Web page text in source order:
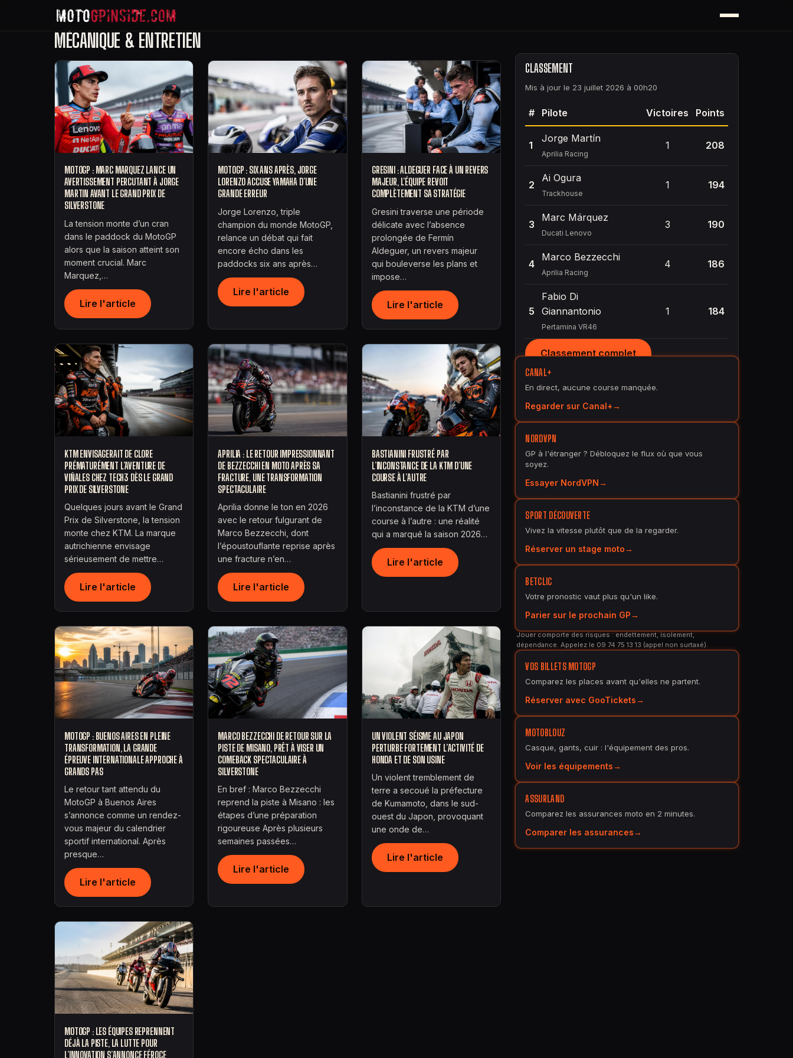
MÉCANIQUE & ENTRETIEN
MOTOGP : MARC MARQUEZ LANCE UN
AVERTISSEMENT PERCUTANT À JORGE
MARTIN AVANT LE GRAND PRIX DE
SILVERSTONE
La tension monte d’un cran
dans le paddock du MotoGP
alors que la saison atteint son
moment crucial. Marc
Marquez,…
Lire l'article
MOTOGP : SIX ANS APRÈS, JORGE
LORENZO ACCUSE YAMAHA D’UNE
GRANDE ERREUR
Jorge Lorenzo, triple
champion du monde MotoGP,
relance un débat qui fait
encore écho dans les
paddocks six ans après…
Lire l'article
GRESINI : ALDEGUER FACE À UN REVERS
MAJEUR, L’ÉQUIPE REVOIT
COMPLÈTEMENT SA STRATÉGIE
Gresini traverse une période
délicate avec l’absence
prolongée de Fermín
Aldeguer, un revers majeur
qui bouleverse les plans et
impose…
Lire l'article
KTM ENVISAGERAIT DE CLORE
PRÉMATURÉMENT L’AVENTURE DE
VIÑALES CHEZ TECH3 DÈS LE GRAND
PRIX DE SILVERSTONE
Quelques jours avant le Grand
Prix de Silverstone, la tension
monte chez KTM. La marque
autrichienne envisage
sérieusement de mettre…
Lire l'article
APRILIA : LE RETOUR IMPRESSIONNANT
DE BEZZECCHI EN MOTO APRÈS SA
FRACTURE, UNE TRANSFORMATION
SPECTACULAIRE
Aprilia donne le ton en 2026
avec le retour fulgurant de
Marco Bezzecchi, dont
l’époustouflante reprise après
une fracture n’en…
Lire l'article
BASTIANINI FRUSTRÉ PAR
L’INCONSTANCE DE LA KTM D’UNE
COURSE À L’AUTRE
Bastianini frustré par
l’inconstance de la KTM d’une
course à l’autre : une réalité
qui a marqué la saison 2026…
Lire l'article
MOTOGP : BUENOS AIRES EN PLEINE
TRANSFORMATION, LA GRANDE
ÉPREUVE INTERNATIONALE APPROCHE À
GRANDS PAS
Le retour tant attendu du
MotoGP à Buenos Aires
s’annonce comme un rendez-
vous majeur du calendrier
sportif international. Après
presque…
Lire l'article
MARCO BEZZECCHI DE RETOUR SUR LA
PISTE DE MISANO, PRÊT À VISER UN
COMEBACK SPECTACULAIRE À
SILVERSTONE
En bref : Marco Bezzecchi
reprend la piste à Misano : les
étapes d’une préparation
rigoureuse Après plusieurs
semaines passées…
Lire l'article
UN VIOLENT SÉISME AU JAPON
PERTURBE FORTEMENT L’ACTIVITÉ DE
HONDA ET DE SON USINE
Un violent tremblement de
terre a secoué la préfecture
de Kumamoto, dans le sud-
ouest du Japon, provoquant
une onde de…
Lire l'article
MOTOGP : LES ÉQUIPES REPRENNENT
DÉJÀ LA PISTE, LA LUTTE POUR
L’INNOVATION S’ANNONCE FÉROCE
CLASSEMENT
Mis à jour le 23 juillet 2026 à 00h20
# Pilote Victoires Points
1
Jorge Martín
Aprilia Racing
1 208
2
Ai Ogura
Trackhouse
1 194
3
Marc Márquez
Ducati Lenovo
3 190
4
Marco Bezzecchi
Aprilia Racing
4 186
5
Fabio Di
Giannantonio
Pertamina VR46
1 184
Classement complet
CANAL+
En direct, aucune course manquée.
Regarder sur Canal+
NORDVPN
GP à l'étranger ? Débloquez le flux où que vous
soyez.
Essayer NordVPN
SPORT DÉCOUVERTE
Vivez la vitesse plutôt que de la regarder.
Réserver un stage moto
BETCLIC
Votre pronostic vaut plus qu'un like.
Parier sur le prochain GP
Jouer comporte des risques : endettement, isolement,
dépendance. Appelez le 09 74 75 13 13 (appel non surtaxé).
VOS BILLETS MOTOGP
Comparez les places avant qu'elles ne partent.
Réserver avec GooTickets
MOTOBLOUZ
Casque, gants, cuir : l'équipement des pros.
Voir les équipements
ASSURLAND
Comparez les assurances moto en 2 minutes.
Comparer les assurances